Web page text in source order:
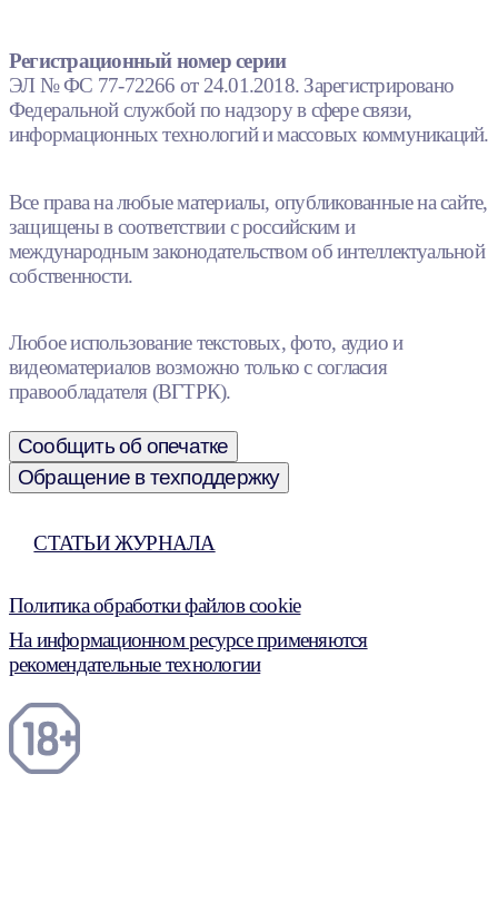
Регистрационный номер серии
ЭЛ № ФС 77-72266 от 24.01.2018. Зарегистрировано
Федеральной службой по надзору в сфере связи,
информационных технологий и массовых коммуникаций.
Все права на любые материалы, опубликованные на сайте,
защищены в соответствии с российским и
международным законодательством об интеллектуальной
собственности.
Любое использование текстовых, фото, аудио и
видеоматериалов возможно только с согласия
правообладателя (ВГТРК).
Сообщить об опечатке
Обращение в техподдержку
СТАТЬИ ЖУРНАЛА
Политика обработки файлов cookie
На информационном ресурсе применяются
рекомендательные технологии